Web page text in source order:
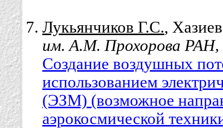
Лукьянчиков Г.С.,
им. А.М. Прохорова РАН,
Создание воздушных
использованием
(ЭЗМ) (возможное
аэрокосмической